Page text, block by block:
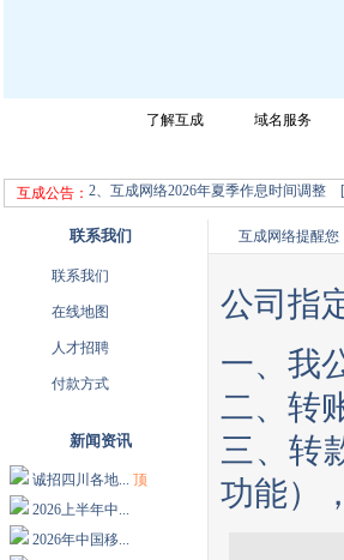
了解互成 域名服务
互成公告： 3、互成网络2026年五一节放假通知
联系我们
联系我们
在线地图
人才招聘
付款方式
新闻资讯
诚招四川各地... 顶
2026上半年中...
2026年中国移...
互成网络提醒您
公司指
一、我
二、转
三、转
功能）